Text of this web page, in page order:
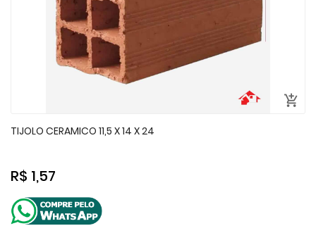
TIJOLO CERAMICO 11,5 X 14 X 24
R$ 1,57